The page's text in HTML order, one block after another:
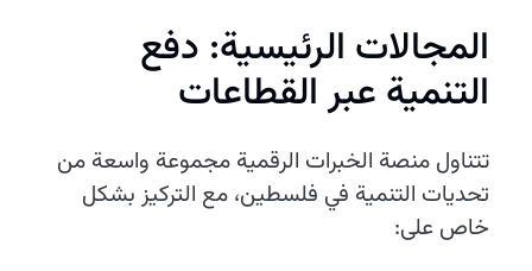
المجالات الرئيسية: دفع
التنمية عبر القطاعات
تتناول منصة الخبرات الرقمية مجموعة واسعة من
تحديات التنمية في فلسطين، مع التركيز بشكل
خاص على: